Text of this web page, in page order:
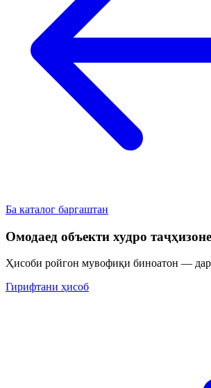
Ба каталог баргаштан
Омодаед объекти худро
Ҳисоби ройгон мувофиқи биноатон — дар
Гирифтани ҳисоб